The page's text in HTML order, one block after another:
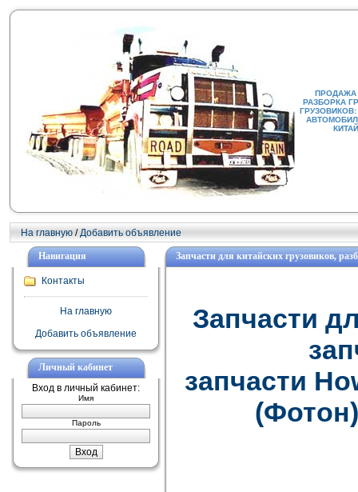
ПРОДАЖА
РАЗБОРКА
На главную /Добавить объявление
Навигация
Контакты
На главную
Добавить объявление
Личный кабинет
Вход в личный кабинет:
Имя
Пароль
Запчасти для китайских грузовиков,
Запчасти
запчасти